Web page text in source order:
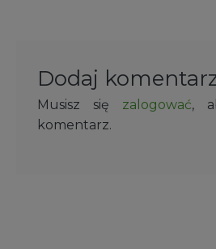
Dodaj
Musisz się zalogować,
komentarz.